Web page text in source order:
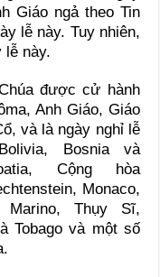
Giáo ngả theo Tin
lễ này. Tuy nhiên,
lễ này.
được cử hành
Anh Giáo, Giáo
và là ngày nghỉ lễ
Bosnia và
Cộng hòa
Monaco,
Marino, Thụy Sĩ,
Tobago và một số